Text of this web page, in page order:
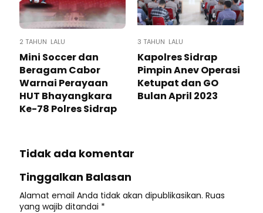
2 TAHUN LALU
Mini Soccer dan
Beragam Cabor
Warnai Perayaan
HUT Bhayangkara
Ke-78 Polres Sidrap
3 TAHUN LALU
Kapolres Sidrap
Pimpin Anev Operasi
Ketupat dan GO
Bulan April 2023
Tidak ada komentar
Tinggalkan Balasan
Alamat email Anda tidak akan dipublikasikan. Ruas
yang wajib ditandai *